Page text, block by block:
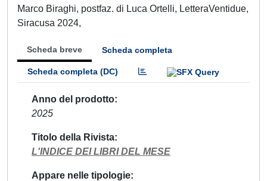
Marco Biraghi, postfaz. di Luca Ortelli, LetteraVentidue,
Siracusa 2024,
Scheda breve Scheda completa
Scheda completa (DC)
Anno del prodotto
2025
Titolo della Rivista
L'INDICE DEI LIBRI DEL MESE
Appare nelle tipologie